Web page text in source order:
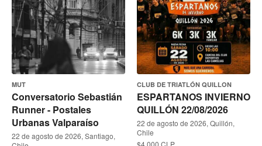
MUT
Conversatorio Sebastián
Runner - Postales
Urbanas Valparaíso
22 de agosto de 2026, Santiago,
CLUB DE TRIATLÓN QUILLON
ESPARTANOS INVIERNO
QUILLÓN 22/08/2026
22 de agosto de 2026, Quillón,
Chile
$4.000 CLP